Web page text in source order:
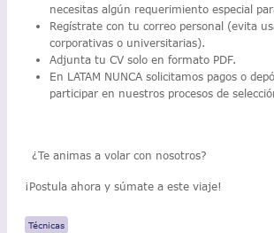
necesitas algún requerimiento especial
Regístrate con tu correo personal (evita
corporativas o universitarias).
Adjunta tu CV solo en formato PDF.
En LATAM NUNCA solicitamos pagos o
participar en nuestros procesos de
¿Te animas a volar con nosotros?
¡Postula ahora y súmate a este viaje!
Técnicas